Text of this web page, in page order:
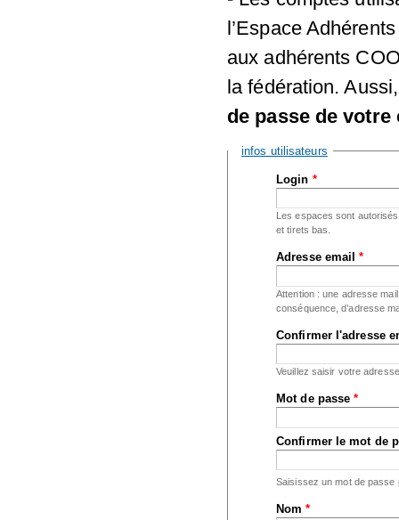
l’Espace
aux adhérents
la fédération.
de passe de
Masquer
infos utilisateurs
Login *
Les espaces sont
et tirets bas.
Adresse email*
Attention : une adresse
conséquence, d’adresse
Confirmer l'adresse
Veuillez saisir votre
Mot de passe*
Confirmer le mot de
Saisissez un mot de passe
Nom*